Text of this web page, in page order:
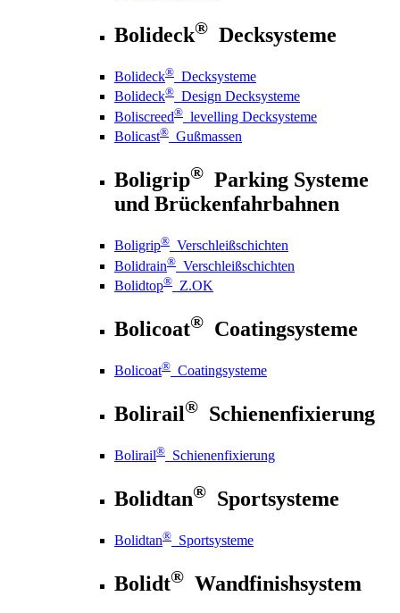
Bolideck® Decksysteme
Bolideck® Decksysteme
Bolideck® Design Decksysteme
Boliscreed® levelling Decksysteme
Bolicast® Gußmassen
Boligrip® Parking Systeme
und Brückenfahrbahnen
Boligrip® Verschleißschichten
Bolidrain® Verschleißschichten
Bolidtop® Z.OK
Bolicoat® Coatingsysteme
Bolicoat® Coatingsysteme
Bolirail® Schienenfixierung
Bolirail® Schienenfixierung
Bolidtan® Sportsysteme
Bolidtan® Sportsysteme
Bolidt® Wandfinishsystem